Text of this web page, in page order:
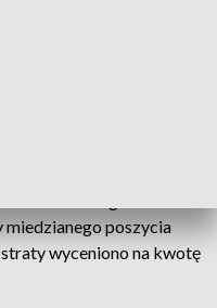
poszycia
wyceniono na kwotę